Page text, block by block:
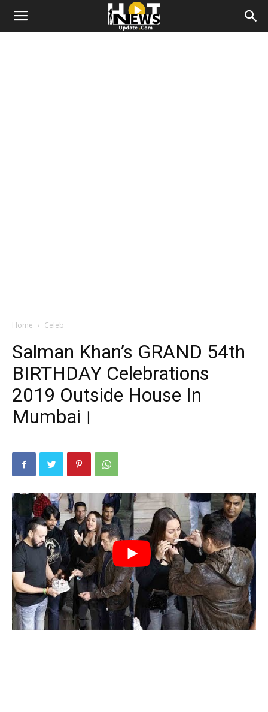
Home Celeb
Salman Khan’s GRAND 54th
BIRTHDAY Celebrations
2019 Outside House In
Mumbai।